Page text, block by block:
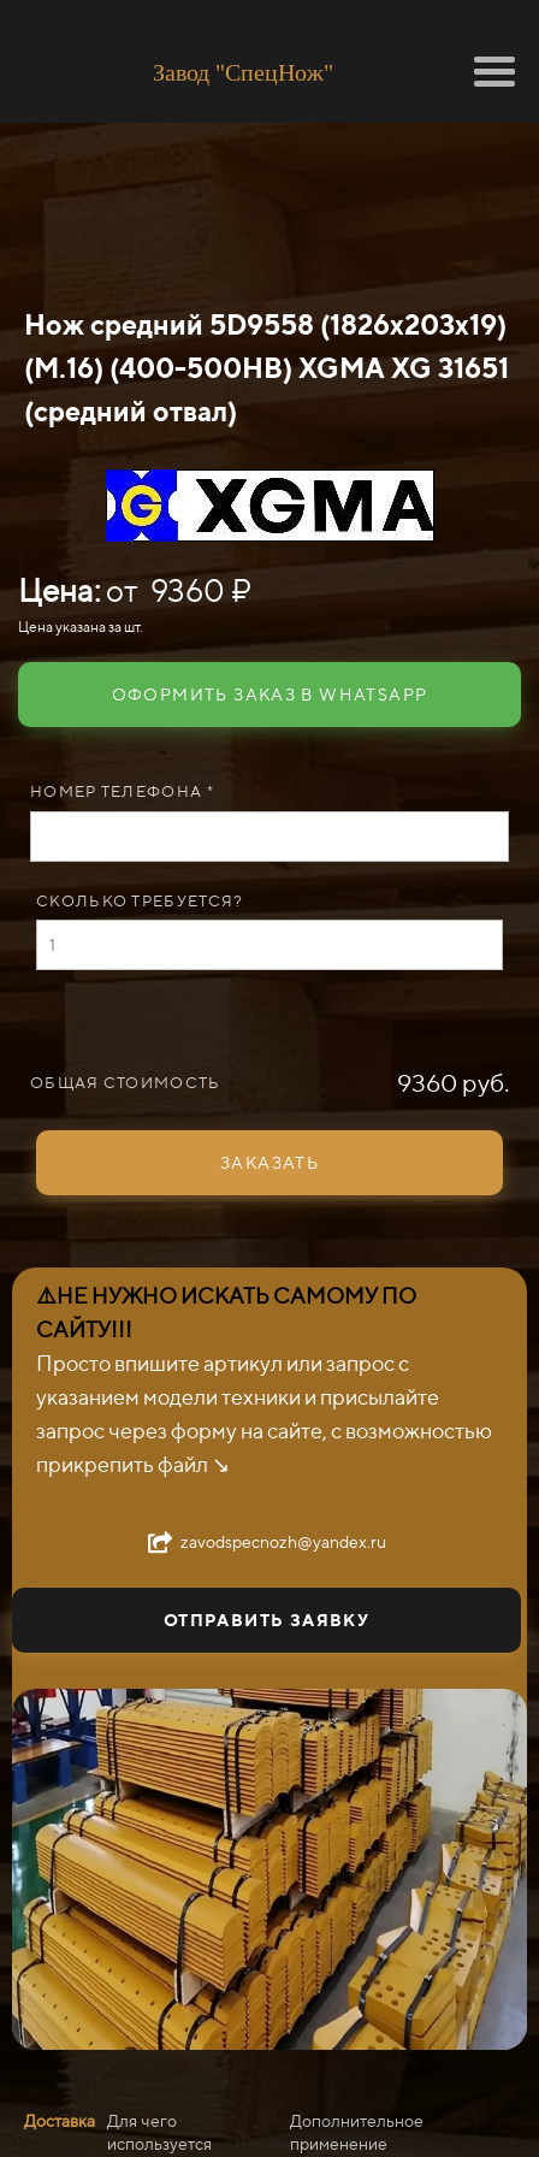
Завод "СпецНож"
Нож средний 5D9558 (1826x203x19)
(M.16) (400-500HB) XGMA XG 31651
(средний отвал)
Цена:от 9360 ₽
Цена указана за шт.
ОФОРМИТЬ ЗАКАЗ В WHATSAPP
НОМЕР ТЕЛЕФОНА *
СКОЛЬКО ТРЕБУЕТСЯ?
ОБЩАЯ СТОИМОСТЬ 9360 руб.
ЗАКАЗАТЬ
⚠️НЕ НУЖНО ИСКАТЬ САМОМУ ПО
САЙТУ!!!
Просто впишите артикул или запрос с
указанием модели техники и присылайте
запрос через форму на сайте, с возможностью
прикрепить файл ↘️
zavodspecnozh@yandex.ru
ОТПРАВИТЬ ЗАЯВКУ
Доставка
Для чего
используется
Дополнительное
применение